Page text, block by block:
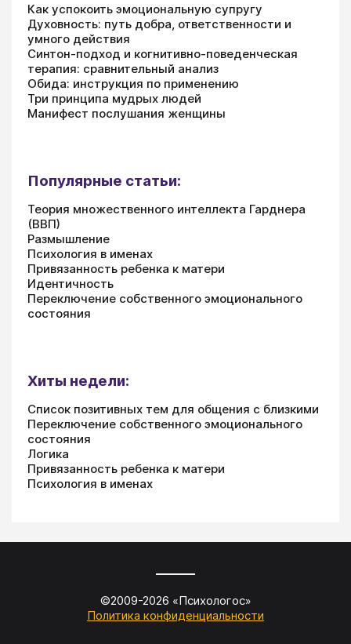
Как успокоить эмоциональную супругу
Духовность: путь добра, ответственности и
умного действия
Синтон-подход и когнитивно-поведенческая
терапия: сравнительный анализ
Обида: инструкция по применению
Три принципа мудрых людей
Манифест послушания женщины
Популярные статьи:
Теория множественного интеллекта Гарднера
(ВВП)
Размышление
Психология в именах
Привязанность ребенка к матери
Идентичность
Переключение собственного эмоционального
состояния
Хиты недели:
Список позитивных тем для общения с близкими
Переключение собственного эмоционального
состояния
Логика
Привязанность ребенка к матери
Психология в именах
©2009-2026 «Психологос»
Политика конфиденциальности